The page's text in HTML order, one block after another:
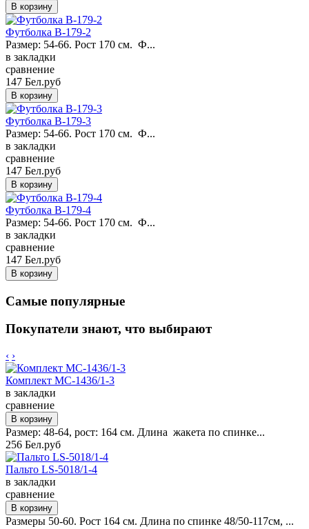
Футболка B-179-2
Размер: 54-66. Рост 170 см. Ф...
в закладки
сравнение
147 Бел.руб
Футболка B-179-3
Размер: 54-66. Рост 170 см. Ф...
в закладки
сравнение
147 Бел.руб
Футболка B-179-4
Размер: 54-66. Рост 170 см. Ф...
в закладки
сравнение
147 Бел.руб
Самые популярные
Покупатели знают, что выбирают
‹ ›
Комплект MC-1436/1-3
в закладки
сравнение
Размер: 48-64, рост: 164 см. Длина жакета по спинке...
256 Бел.руб
Пальто LS-5018/1-4
в закладки
сравнение
Размеры 50-60. Рост 164 см. Длина по спинке 48/50-117см, ...